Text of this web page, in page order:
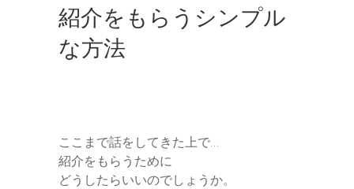
紹介をもらうシンプル
な方法
ここまで話をしてきた上で…
紹介をもらうために
どうしたらいいのでしょうか。